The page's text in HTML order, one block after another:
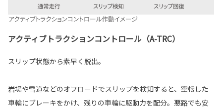
アクティブトラクションコントロール（A-TRC）
スリップ状態から素早く脱出。
岩場や雪道などのオフロードでスリップを検知すると、空転した
車輪にブレーキをかけ、残りの車輪に駆動力を配分。悪路でも安